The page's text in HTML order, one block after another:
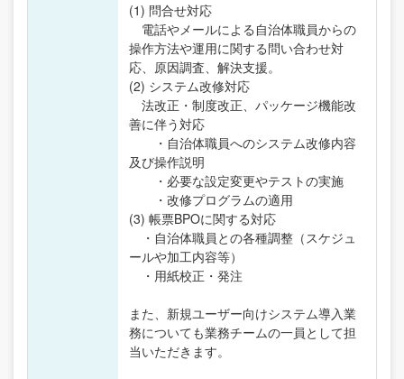
(1) 問合せ対応
電話やメールによる自治体職員からの
操作方法や運用に関する問い合わせ対
応、原因調査、解決支援。
(2) システム改修対応
法改正・制度改正、パッケージ機能改
善に伴う対応
・自治体職員へのシステム改修内容
及び操作説明
・必要な設定変更やテストの実施
・改修プログラムの適用
(3) 帳票BPOに関する対応
・自治体職員との各種調整（スケジュ
ールや加工内容等）
・用紙校正・発注
また、新規ユーザー向けシステム導入業
務についても業務チームの一員として担
当いただきます。